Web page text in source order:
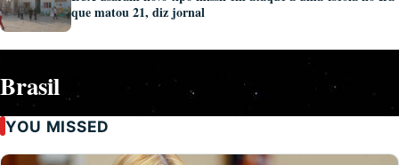
que matou 21, diz jornal
Brasil
YOU MISSED